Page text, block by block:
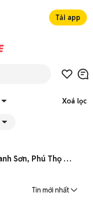
Tải app
Xoá lọc
0 xe Mazda Mx 5 2023 Huyện Thanh Sơn, Phú Thọ 08/2026
Tin mới nhất